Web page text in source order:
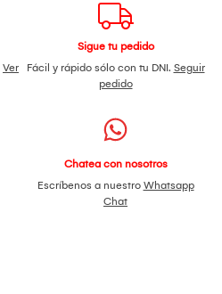
Ver
Sigue tu pedido
Fácil y rápido sólo con tu DNI. Seguir
pedido
Chatea con nosotros
Escríbenos a nuestro Whatsapp
Chat